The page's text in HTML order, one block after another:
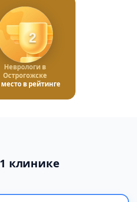
2
Неврологи в
Острогожске
место в рейтинге
клинике